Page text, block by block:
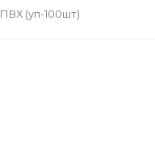
(уп-100шт)